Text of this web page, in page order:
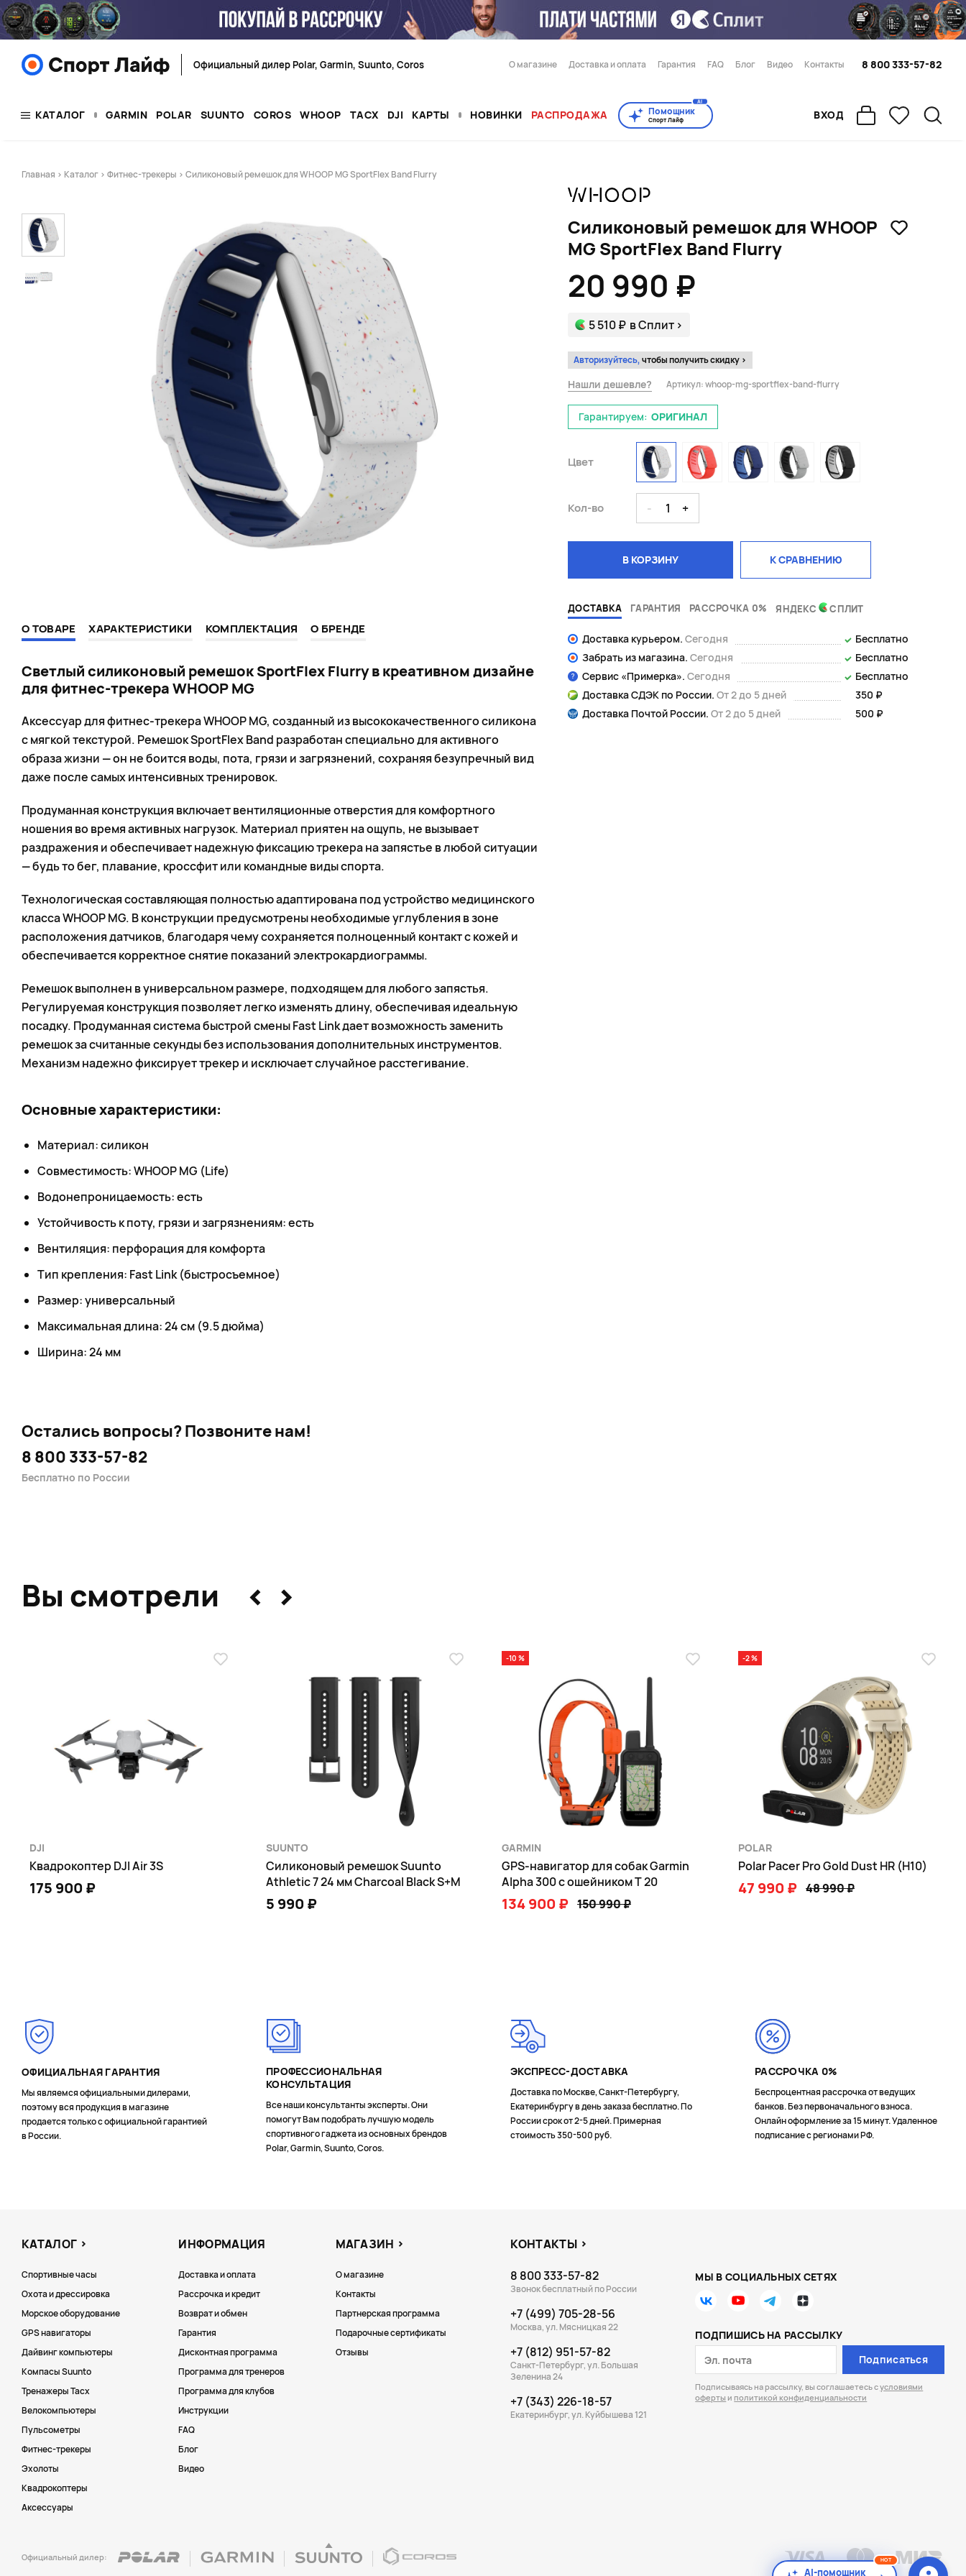
Официальный дилер Polar, Garmin, Suunto, Coros О магазине Доставка и оплата Гарантия FAQ Блог Видео Контакты 8 800 333-57-82
КАТАЛОГ GARMIN POLAR SUUNTO COROS WHOOP TACX DJI КАРТЫ НОВИНКИ РАСПРОДАЖА Помощник
Спорт Лайф
AI
ВХОД
Главная > Каталог > Фитнес-трекеры > Силиконовый ремешок для WHOOP MG SportFlex Band Flurry
Силиконовый ремешок для WHOOP
MG SportFlex Band Flurry
20 990 ₽
5 510 ₽ в Сплит >
Авторизуйтесь,чтобы получить скидку >
Нашли дешевле? Артикул:whoop-mg-sportflex-band-flurry
Гарантируем: ОРИГИНАЛ
Цвет
Кол-во - 1 +
В КОРЗИНУ К СРАВНЕНИЮ
ДОСТАВКА ГАРАНТИЯ РАССРОЧКА 0% ЯНДЕКС СПЛИТ
Доставка курьером. Сегодня
Бесплатно
Забрать из магазина. Сегодня
Бесплатно
Сервис «Примерка». Сегодня
Бесплатно
Доставка СДЭК по России. От 2 до 5 дней
350 ₽
Доставка Почтой России. От 2 до 5 дней 500 ₽
О ТОВАРЕ ХАРАКТЕРИСТИКИ КОМПЛЕКТАЦИЯ О БРЕНДЕ
Светлый силиконовый ремешок SportFlex Flurry в креативном дизайне
для фитнес-трекера WHOOP MG
Аксессуар для фитнес-трекера WHOOP MG, созданный из высококачественного силикона
с мягкой текстурой. Ремешок SportFlex Band разработан специально для активного
образа жизни — он не боится воды, пота, грязи и загрязнений, сохраняя безупречный вид
даже после самых интенсивных тренировок.
Продуманная конструкция включает вентиляционные отверстия для комфортного
ношения во время активных нагрузок. Материал приятен на ощупь, не вызывает
раздражения и обеспечивает надежную фиксацию трекера на запястье в любой ситуации
— будь то бег, плавание, кроссфит или командные виды спорта.
Технологическая составляющая полностью адаптирована под устройство медицинского
класса WHOOP MG. В конструкции предусмотрены необходимые углубления в зоне
расположения датчиков, благодаря чему сохраняется полноценный контакт с кожей и
обеспечивается корректное снятие показаний электрокардиограммы.
Ремешок выполнен в универсальном размере, подходящем для любого запястья.
Регулируемая конструкция позволяет легко изменять длину, обеспечивая идеальную
посадку. Продуманная система быстрой смены Fast Link дает возможность заменить
ремешок за считанные секунды без использования дополнительных инструментов.
Механизм надежно фиксирует трекер и исключает случайное расстегивание.
Основные характеристики:
Материал: силикон
Совместимость: WHOOP MG (Life)
Водонепроницаемость: есть
Устойчивость к поту, грязи и загрязнениям: есть
Вентиляция: перфорация для комфорта
Тип крепления: Fast Link (быстросъемное)
Размер: универсальный
Максимальная длина: 24 см (9.5 дюйма)
Ширина: 24 мм
Остались вопросы?Позвоните нам!
8 800 333-57-82
Бесплатно по России
Вы смотрели < >
DJI
Квадрокоптер DJI Air 3S
175 900 ₽
SUUNTO
Силиконовый ремешок Suunto
Athletic 7 24 мм Charcoal Black S+M
5 990 ₽
-10 %
GARMIN
GPS-навигатор для собак Garmin
Alpha 300 с ошейником T 20
134 900 ₽ 150 990 ₽
-2 %
POLAR
Polar Pacer Pro Gold Dust HR (H10)
47 990 ₽ 48 990 ₽
ОФИЦИАЛЬНАЯ ГАРАНТИЯ
Мы являемся официальными дилерами,
поэтому вся продукция в магазине
продается только с официальной гарантией
в России.
ПРОФЕССИОНАЛЬНАЯ
КОНСУЛЬТАЦИЯ
Все наши консультанты эксперты. Они
помогут Вам подобрать лучшую модель
спортивного гаджета из основных брендов
Polar, Garmin, Suunto, Coros.
ЭКСПРЕСС-ДОСТАВКА
Доставка по Москве, Санкт-Петербургу,
Екатеринбургу в день заказа бесплатно. По
России срок от 2-5 дней. Примерная
стоимость 350-500 руб.
РАССРОЧКА 0%
Беспроцентная рассрочка от ведущих
банков. Без первоначального взноса.
Онлайн оформление за 15 минут. Удаленное
подписание с регионами РФ.
КАТАЛОГ
Спортивные часы
Охота и дрессировка
Морское оборудование
GPS навигаторы
Дайвинг компьютеры
Компасы Suunto
Тренажеры Tacx
Велокомпьютеры
Пульсометры
Фитнес-трекеры
Эхолоты
Квадрокоптеры
Аксессуары
ИНФОРМАЦИЯ
Доставка и оплата
Рассрочка и кредит
Возврат и обмен
Гарантия
Дисконтная программа
Программа для тренеров
Программа для клубов
Инструкции
FAQ
Блог
Видео
МАГАЗИН
О магазине
Контакты
Партнерская программа
Подарочные сертификаты
Отзывы
КОНТАКТЫ
8 800 333-57-82
Звонок бесплатный по России
+7 (499) 705-28-56
Москва, ул. Мясницкая 22
+7 (812) 951-57-82
Санкт-Петербург, ул. Большая
Зеленина 24
+7 (343) 226-18-57
Екатеринбург, ул. Куйбышева 121
МЫ В СОЦИАЛЬНЫХ СЕТЯХ
ПОДПИШИСЬ НА РАССЫЛКУ
Подписаться
Подписываясь на рассылку, вы соглашаетесь сусловиями
оферты и политикой конфиденциальности
Официальный дилер:
AI-помощник
HOT